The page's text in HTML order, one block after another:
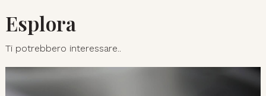
Esplora
Ti potrebbero interessare..